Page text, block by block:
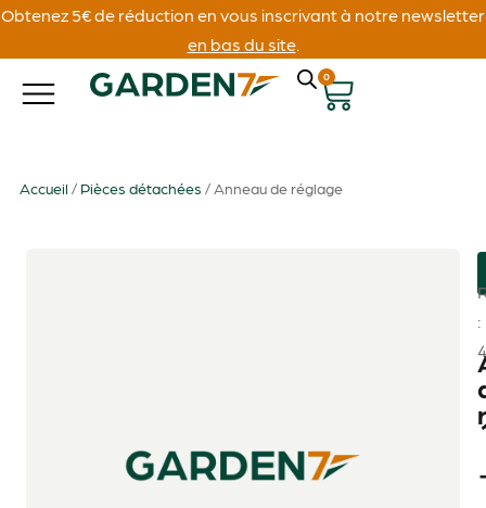
Obtenez 5€ de réduction en vous inscrivant à notre newsletter
en bas du site.
0
Accueil / Pièces détachées / Anneau de réglage
: